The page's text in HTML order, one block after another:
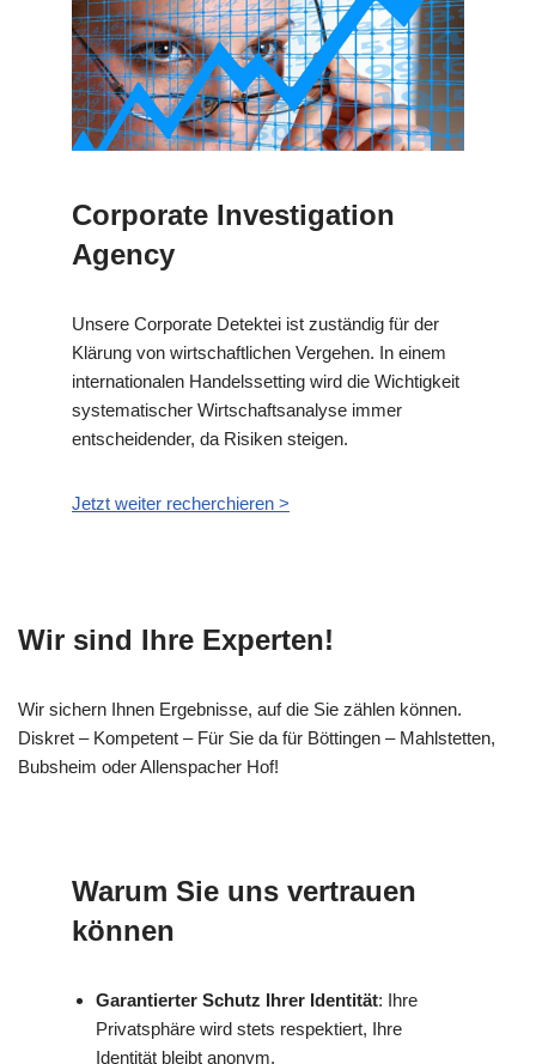
Corporate Investigation
Agency
Unsere Corporate Detektei ist zuständig für der
Klärung von wirtschaftlichen Vergehen. In einem
internationalen Handelssetting wird die Wichtigkeit
systematischer Wirtschaftsanalyse immer
entscheidender, da Risiken steigen.
Jetzt weiter recherchieren >
Wir sind Ihre Experten!
Wir sichern Ihnen Ergebnisse, auf die Sie zählen können.
Diskret – Kompetent – Für Sie da für Böttingen – Mahlstetten,
Bubsheim oder Allenspacher Hof!
Warum Sie uns vertrauen
können
Garantierter Schutz Ihrer Identität: Ihre
Privatsphäre wird stets respektiert, Ihre
Identität bleibt anonym.